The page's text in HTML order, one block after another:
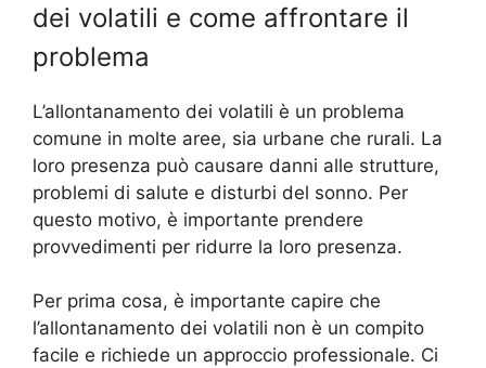
dei volatili e come affrontare il
problema
L’allontanamento dei volatili è un problema
comune in molte aree, sia urbane che rurali. La
loro presenza può causare danni alle strutture,
problemi di salute e disturbi del sonno. Per
questo motivo, è importante prendere
provvedimenti per ridurre la loro presenza.
Per prima cosa, è importante capire che
l’allontanamento dei volatili non è un compito
facile e richiede un approccio professionale. Ci